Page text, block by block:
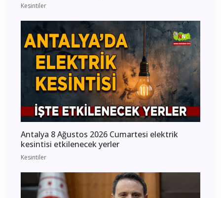
Kesintiler
Antalya 8 Ağustos 2026 Cumartesi elektrik
kesintisi etkilenecek yerler
Kesintiler